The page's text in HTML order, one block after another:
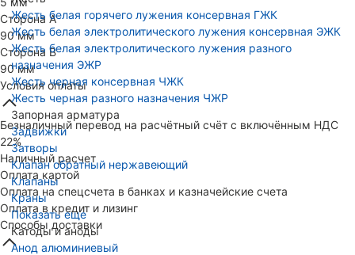
Жесть белая горячего лужения консервная ГЖК
Жесть белая электролитического лужения консервная ЭЖК
Жесть белая электролитического лужения разного
назначения ЭЖР
Жесть черная консервная ЧЖК
Жесть черная разного назначения ЧЖР
Запорная арматура
Задвижки
Затворы
Клапан обратный нержавеющий
Клапаны
Краны
Показать еще
Катоды и аноды
Анод алюминиевый
Сторона А
90 мм
Сторона В
90 мм
Условия оплаты
Безналичный перевод на расчётный счёт с включённым НДС
22%
Наличный расчет
Оплата картой
Оплата на спецсчета в банках и казначейские счета
Оплата в кредит и лизинг
Способы доставки